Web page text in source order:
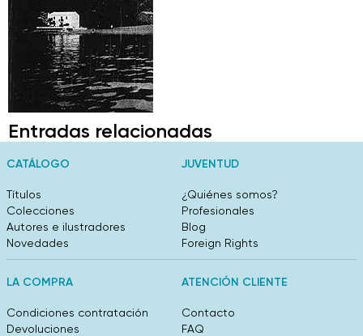
Entradas relacionadas
CATÁLOGO
Títulos
Colecciones
Autores e ilustradores
Novedades
JUVENTUD
¿Quiénes somos?
Profesionales
Blog
Foreign Rights
LA COMPRA
Condiciones contratación
Devoluciones
ATENCIÓN CLIENTE
Contacto
FAQ